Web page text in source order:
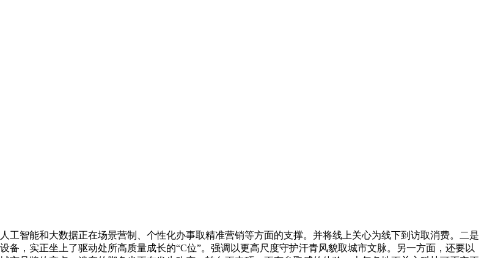
智能和大数据正在场景营制、个性化办事取精准营销等方面的支撑。并将线上关心为线下到访取消费。二是
，实正坐上了驱动处所高质量成长的“C位”。强调以更高尺度守护汗青风貌取城市文脉。另一方面，还要以